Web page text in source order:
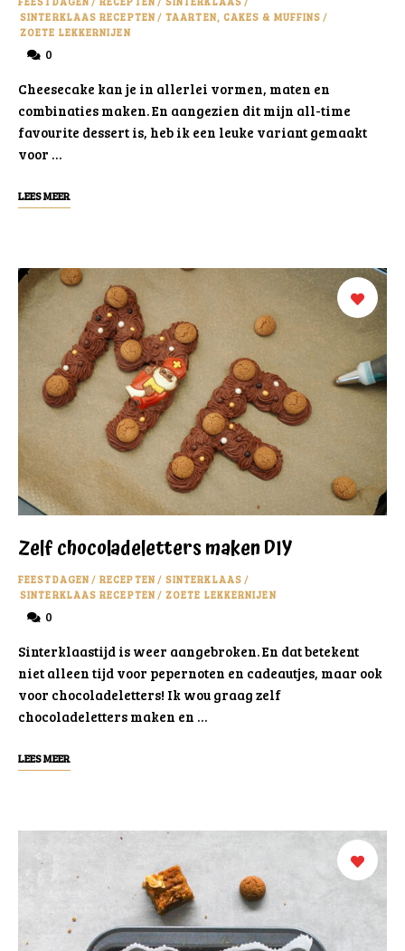
SINTERKLAAS RECEPTEN/ TAARTEN, CAKES & MUFFINS /
ZOETE LEKKERNIJEN
0
Cheesecake kan je in allerlei vormen, maten en
combinaties maken. En aangezien dit mijn all-time
favourite dessert is, heb ik een leuke variant gemaakt
voor …
LEES MEER
Zelf chocoladeletters maken DIY
FEESTDAGEN/ RECEPTEN/ SINTERKLAAS /
SINTERKLAAS RECEPTEN/ ZOETE LEKKERNIJEN
0
Sinterklaastijd is weer aangebroken. En dat betekent
niet alleen tijd voor pepernoten en cadeautjes, maar ook
voor chocoladeletters! Ik wou graag zelf
chocoladeletters maken en …
LEES MEER